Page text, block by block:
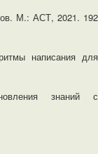
М.: АСТ, 2021. 192
написания для
знаний с